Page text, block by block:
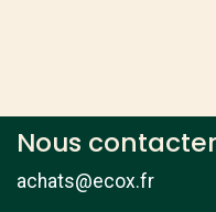
Nous contacter
achats@ecox.fr